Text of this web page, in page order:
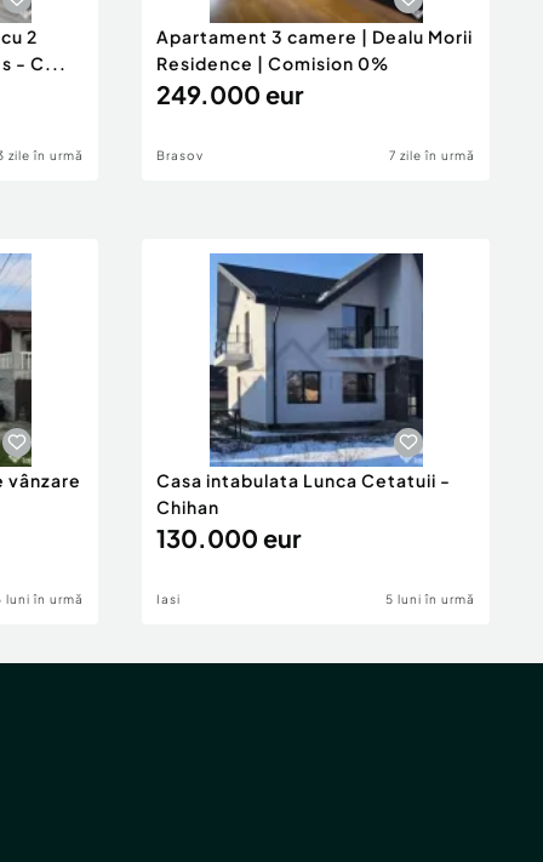
2
- C...
zile în urmă
Apartament 3 camere | Dealu Morii
Residence | Comision 0%
249.000 eur
Brasov 7 zile în urmă
vânzare
luni în urmă
Casa intabulata Lunca Cetatuii -
Chihan
130.000 eur
Iasi 5 luni în urmă